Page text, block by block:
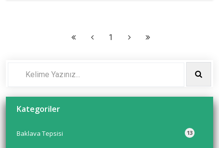
1
Kategoriler
13
Baklava Tepsisi